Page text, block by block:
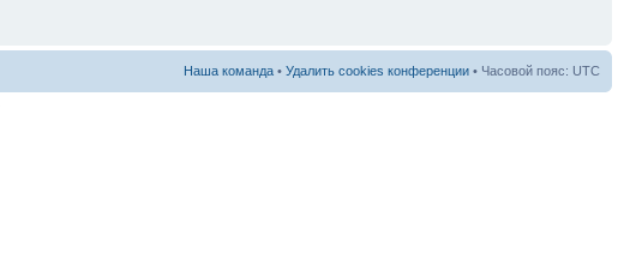
Наша команда • Удалить cookies конференции • Часовой пояс: UTC